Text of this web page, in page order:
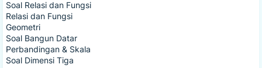
Soal Relasi dan Fungsi
Relasi dan Fungsi
Geometri
Soal Bangun Datar
Perbandingan & Skala
Soal Dimensi Tiga